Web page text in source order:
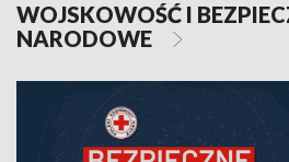
WOJSKOWOŚĆ I
NARODOWE